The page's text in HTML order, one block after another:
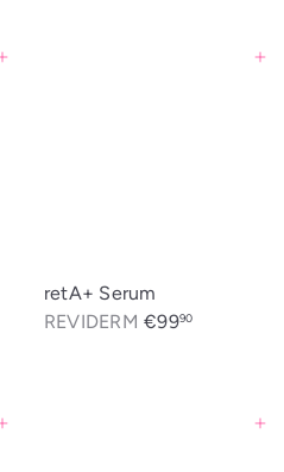
Agregar al carrito Agregar al carrito
retA+ Serum
REVIDERM€9990
Agregar al carrito Agregar al carrito